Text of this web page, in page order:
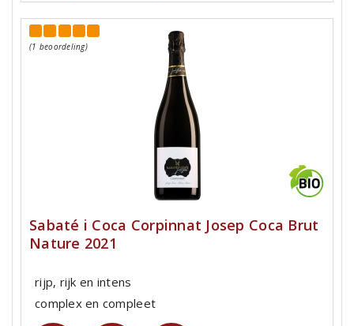
(1 beoordeling)
Sabaté i Coca Corpinnat Josep Coca Brut
Nature 2021
rijp, rijk en intens
complex en compleet